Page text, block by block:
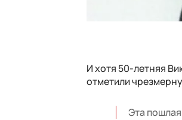
И хотя 50-летняя
отметили
Эта